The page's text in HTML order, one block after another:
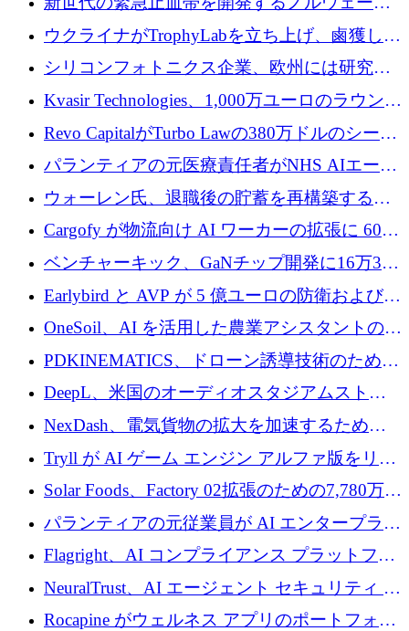
を開始、ヨーロッパのシリコンフォトニクス
に警告
スタートアップ企業を紹介する
ウクライナがTrophyLabを立ち上げ、鹵獲した
ロシア兵器を戦場の研究開発プラットフォー
ムに変える
シリコンフォトニクス企業、欧州には研究を
商業的に成功させるためのインフラが不足し
Kvasir Technologies、1,000万ユーロのラウンド
で成長を促進
Revo CapitalがTurbo Lawの380万ドルのシード
ラウンドを主導し、訴訟プラットフォームを
パランティアの元医療責任者がNHS AIエージ
ェントの立ち上げに1,000万ポンドを調達
ウォーレン氏、退職後の貯蓄を再構築するた
めに1,000万ユーロを調達
Cargofy が物流向け AI ワーカーの拡張に 600
万ドルを獲得
ベンチャーキック、GaNチップ開発に16万3千
ユーロでMinisaを支援
Earlybird と AVP が 5 億ユーロの防衛および二
重用途の成長基金である E2D を立ち上げる
OneSoil、AI を活用した農業アシスタントの拡
大に​​ 100 万ユーロを確保
PDKINEMATICS、ドローン誘導技術のために
200 万ユーロを調達
DeepL、米国のオーディオスタジアムストリ
ーミング事業Mixhaloを買収
NexDash、電気貨物の拡大を加速するために
EIT Urban Mobilityから250万ユーロを確保
Tryll が AI ゲーム エンジン アルファ版をリリ
ースし、60 万ドルのプレシード資金を確保
Solar Foods、Factory 02拡張のための7,780万ユ
ーロの資金調達パッケージを獲得
パランティアの元従業員が AI エンタープライ
ズ スタートアップの Conduct に 6,000 万ドル
を調達
Flagright、AI コンプライアンス プラットフォ
ームを拡張するためにシリーズ A で 1,250 万
ドルを確保
NeuralTrust、AI エージェント セキュリティ プ
ラットフォームの拡張に 2,000 万ドルを調達
Rocapine がウェルネス アプリのポートフォリ